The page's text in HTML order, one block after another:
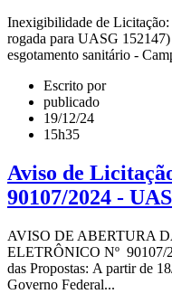
Inexigibilidade de
rogada para UASG
esgotamento sanitário -
Escrito por
publicado
19/12/24
15h35
Aviso de
90107/2024 -
AVISO DE ABERTURA
ELETRÔNICO Nº 90107/
das Propostas: A partir de
Governo Federal...